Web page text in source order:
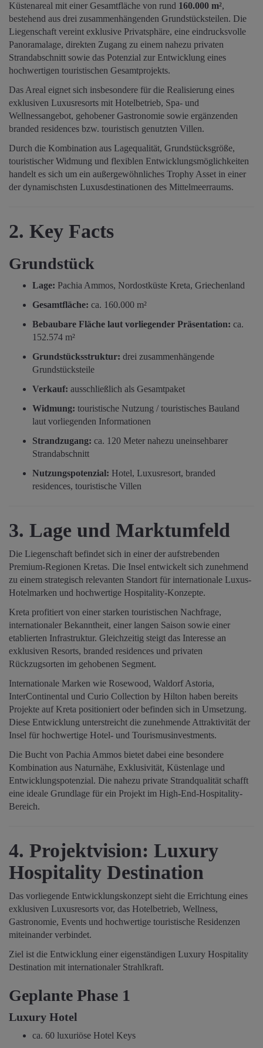
Küstenareal mit einer Gesamtfläche von rund 160.000 m²,
bestehend aus drei zusammenhängenden Grundstücksteilen. Die
Liegenschaft vereint exklusive Privatsphäre, eine eindrucksvolle
Panoramalage, direkten Zugang zu einem nahezu privaten
Strandabschnitt sowie das Potenzial zur Entwicklung eines
hochwertigen touristischen Gesamtprojekts.
Das Areal eignet sich insbesondere für die Realisierung eines
exklusiven Luxusresorts mit Hotelbetrieb, Spa- und
Wellnessangebot, gehobener Gastronomie sowie ergänzenden
branded residences bzw. touristisch genutzten Villen.
Durch die Kombination aus Lagequalität, Grundstücksgröße,
touristischer Widmung und flexiblen Entwicklungsmöglichkeiten
handelt es sich um ein außergewöhnliches Trophy Asset in einer
der dynamischsten Luxusdestinationen des Mittelmeerraums.
2. Key Facts
Grundstück
Lage: Pachia Ammos, Nordostküste Kreta, Griechenland
Gesamtfläche: ca. 160.000 m²
Bebaubare Fläche laut vorliegender Präsentation: ca.
152.574 m²
Grundstücksstruktur: drei zusammenhängende
Grundstücksteile
Verkauf: ausschließlich als Gesamtpaket
Widmung: touristische Nutzung / touristisches Bauland
laut vorliegenden Informationen
Strandzugang: ca. 120 Meter nahezu uneinsehbarer
Strandabschnitt
Nutzungspotenzial: Hotel, Luxusresort, branded
residences, touristische Villen
3. Lage und Marktumfeld
Die Liegenschaft befindet sich in einer der aufstrebenden
Premium-Regionen Kretas. Die Insel entwickelt sich zunehmend
zu einem strategisch relevanten Standort für internationale Luxus-
Hotelmarken und hochwertige Hospitality-Konzepte.
Kreta profitiert von einer starken touristischen Nachfrage,
internationaler Bekanntheit, einer langen Saison sowie einer
etablierten Infrastruktur. Gleichzeitig steigt das Interesse an
exklusiven Resorts, branded residences und privaten
Rückzugsorten im gehobenen Segment.
Internationale Marken wie Rosewood, Waldorf Astoria,
InterContinental und Curio Collection by Hilton haben bereits
Projekte auf Kreta positioniert oder befinden sich in Umsetzung.
Diese Entwicklung unterstreicht die zunehmende Attraktivität der
Insel für hochwertige Hotel- und Tourismusinvestments.
Die Bucht von Pachia Ammos bietet dabei eine besondere
Kombination aus Naturnähe, Exklusivität, Küstenlage und
Entwicklungspotenzial. Die nahezu private Strandqualität schafft
eine ideale Grundlage für ein Projekt im High-End-Hospitality-
Bereich.
4. Projektvision: Luxury
Hospitality Destination
Das vorliegende Entwicklungskonzept sieht die Errichtung eines
exklusiven Luxusresorts vor, das Hotelbetrieb, Wellness,
Gastronomie, Events und hochwertige touristische Residenzen
miteinander verbindet.
Ziel ist die Entwicklung einer eigenständigen Luxury Hospitality
Destination mit internationaler Strahlkraft.
Geplante Phase 1
Luxury Hotel
ca. 60 luxuriöse Hotel Keys